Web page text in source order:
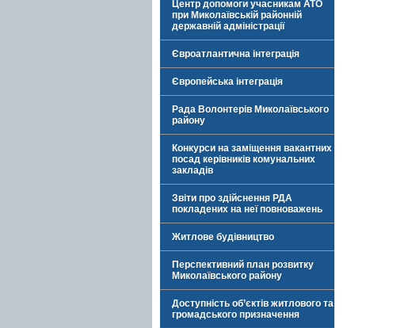
Центр допомоги учасникам АТО
при Миколаївській районній
державній адміністрації
Євроатлантична інтеграція
Європейська інтеграція
Рада Волонтерів Миколаївського
району
Конкурси на заміщення вакантних
посад керівників комунальних
закладів
Звіти про здійснення РДА
покладених на неї повноважень
Житлове будівництво
Перспективний план розвитку
Миколаївського району
Доступність об’єктів житлового та
громадського призначення